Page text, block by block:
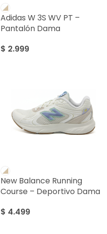
Adidas W 3S WV PT –
Pantalón Dama
$ 2.999
New Balance Running
Course – Deportivo Dama
$ 4.499